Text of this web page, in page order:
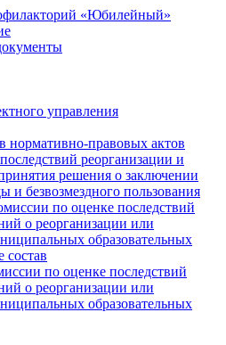
«Юбилейный»
управления
нормативно-правовых актов
реорганизации и
решения о заключении
безвозмездного пользования
по оценке последствий
о реорганизации или
образовательных
состав
по оценке последствий
о реорганизации или
образовательных